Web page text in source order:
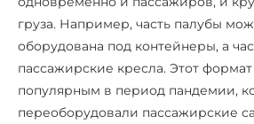
груза. Например, часть палубы
оборудована под контейнеры, а
пассажирские кресла. Этот
популярным в период пандемии,
переоборудовали пассажирские